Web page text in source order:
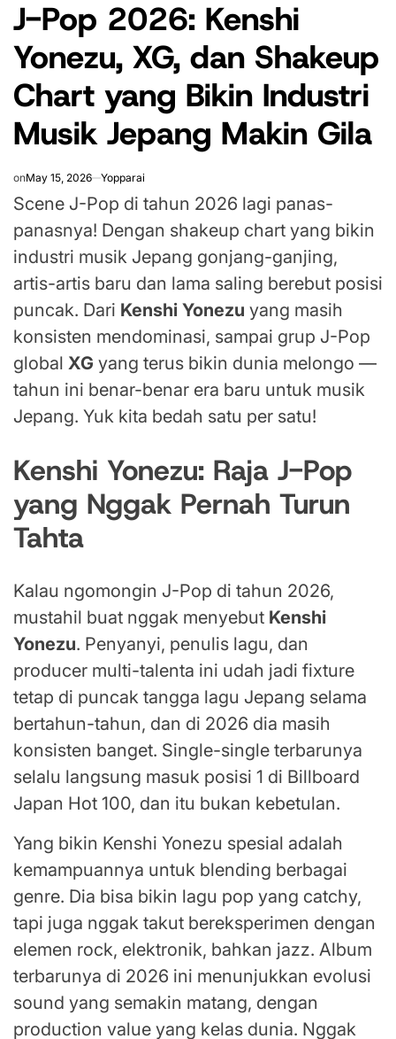
IN
J-Pop 2026: Kenshi
Yonezu, XG, dan Shakeup
Chart yang Bikin Industri
Musik Jepang Makin Gila
onMay 15, 2026 Yopparai
Scene J-Pop di tahun 2026 lagi panas-
panasnya! Dengan shakeup chart yang bikin
industri musik Jepang gonjang-ganjing,
artis-artis baru dan lama saling berebut posisi
puncak. Dari Kenshi Yonezu yang masih
konsisten mendominasi, sampai grup J-Pop
global XG yang terus bikin dunia melongo —
tahun ini benar-benar era baru untuk musik
Jepang. Yuk kita bedah satu per satu!
Kenshi Yonezu: Raja J-Pop
yang Nggak Pernah Turun
Tahta
Kalau ngomongin J-Pop di tahun 2026,
mustahil buat nggak menyebut Kenshi
Yonezu. Penyanyi, penulis lagu, dan
producer multi-talenta ini udah jadi fixture
tetap di puncak tangga lagu Jepang selama
bertahun-tahun, dan di 2026 dia masih
konsisten banget. Single-single terbarunya
selalu langsung masuk posisi 1 di Billboard
Japan Hot 100, dan itu bukan kebetulan.
Yang bikin Kenshi Yonezu spesial adalah
kemampuannya untuk blending berbagai
genre. Dia bisa bikin lagu pop yang catchy,
tapi juga nggak takut bereksperimen dengan
elemen rock, elektronik, bahkan jazz. Album
terbarunya di 2026 ini menunjukkan evolusi
sound yang semakin matang, dengan
production value yang kelas dunia. Nggak